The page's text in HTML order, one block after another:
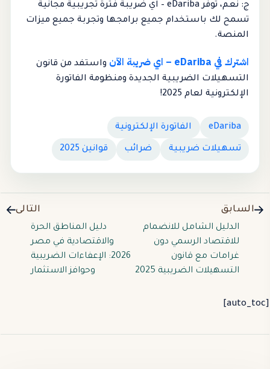
ج: نعم، توفر eDariba – اي ضريبة فترة تجريبية مجانية
تسمح لك باستخدام جميع برامجها وتجربة جميع ميزات
المنصة.
اشترك في eDariba – اي ضريبة الآن
واستفد من قانون
التسهيلات الضريبية الجديدة ومنظومة الفاتورة
الإلكترونية لعام 2025!
eDariba الفاتورة الإلكترونية
تسهيلات ضريبية ضرائب قوانين 2025
السابق
الدليل الشامل للانضمام
للاقتصاد الرسمي دون
غرامات مع قانون
التسهيلات الضريبية 2025
التالى
دليل المناطق الحرة
والاقتصادية في مصر
2026: الإعفاءات الضريبية
وحوافز الاستثمار
[auto_toc]